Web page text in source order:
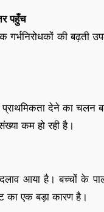
पहुँच
की बढ़ती
देने का चलन
कम हो रही है।
आया है। बच्चों के
का एक बड़ा कारण है।